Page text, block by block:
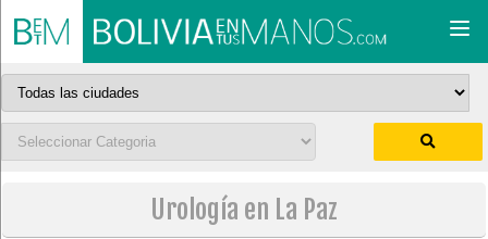
Urología en La Paz